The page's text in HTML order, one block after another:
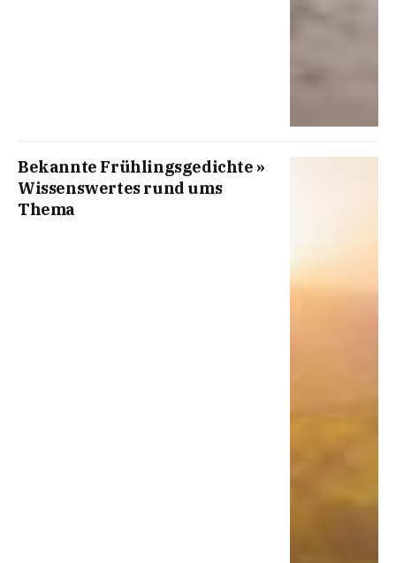
Bekannte Frühlingsgedichte »
Wissenswertes rund ums
Thema